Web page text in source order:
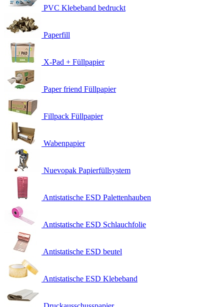
PVC Klebeband bedruckt
Paperfill
X-Pad + Füllpapier
Paper friend Füllpapier
Fillpack Füllpapier
Wabenpapier
Nuevopak Papierfüllsystem
Antistatische ESD Palettenhauben
Antistatische ESD Schlauchfolie
Antistatische ESD beutel
Antistatische ESD Klebeband